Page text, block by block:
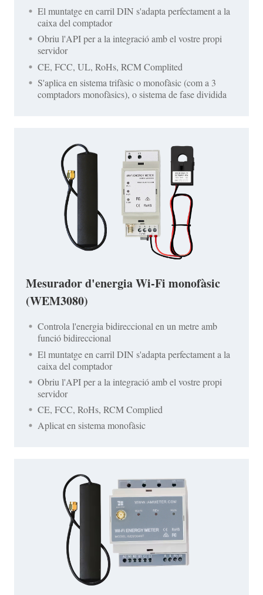
El muntatge en carril DIN s'adapta perfectament a la
caixa del comptador
Obriu l'API per a la integració amb el vostre propi
servidor
CE, FCC, UL, RoHs, RCM Complited
S'aplica en sistema trifàsic o monofàsic (com a 3
comptadors monofàsics), o sistema de fase dividida
Mesurador d'energia Wi-Fi monofàsic
(WEM3080)
Controla l'energia bidireccional en un metre amb
funció bidireccional
El muntatge en carril DIN s'adapta perfectament a la
caixa del comptador
Obriu l'API per a la integració amb el vostre propi
servidor
CE, FCC, RoHs, RCM Complied
Aplicat en sistema monofàsic